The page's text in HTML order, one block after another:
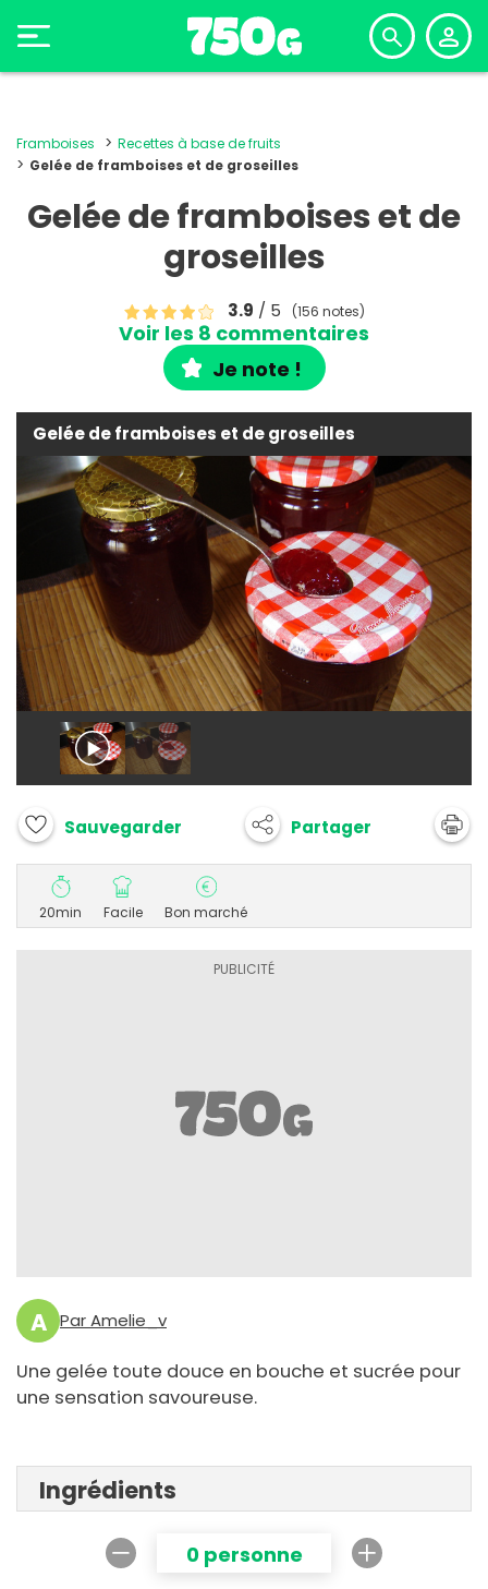
Framboises
Recettes à base de fruits
Gelée de framboises et de groseilles
Gelée de framboises et de
groseilles
3.9 / 5 (156 notes)
Voir les 8 commentaires
Je note !
Gelée de framboises et de groseilles
Sauvegarder Partager
20min Facile Bon marché
A Par Amelie_v
Une gelée toute douce en bouche et sucrée pour
une sensation savoureuse.
Ingrédients
0 personne